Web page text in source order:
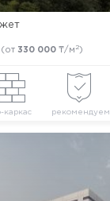
(от 330 000 ₸/м 2)
каркас рекомендуем